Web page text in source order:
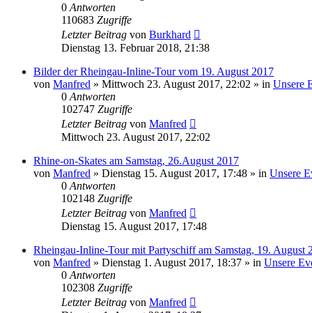
0 Antworten
110683 Zugriffe
Letzter Beitrag von Burkhard
Dienstag 13. Februar 2018, 21:38
Bilder der Rheingau-Inline-Tour vom 19. August 2017
von Manfred » Mittwoch 23. August 2017, 22:02 » in Unsere
0 Antworten
102747 Zugriffe
Letzter Beitrag von Manfred
Mittwoch 23. August 2017, 22:02
Rhine-on-Skates am Samstag, 26.August 2017
von Manfred » Dienstag 15. August 2017, 17:48 » in Unsere
0 Antworten
102148 Zugriffe
Letzter Beitrag von Manfred
Dienstag 15. August 2017, 17:48
Rheingau-Inline-Tour mit Partyschiff am Samstag, 19. August
von Manfred » Dienstag 1. August 2017, 18:37 » in Unsere
0 Antworten
102308 Zugriffe
Letzter Beitrag von Manfred